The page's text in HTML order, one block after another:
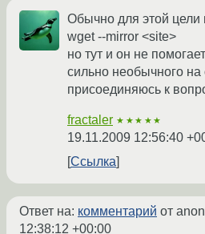
Обычно для этой цели
wget --mirror <site>
но тут и он не
сильно необычного на
присоединяюсь к
fractaler ★★★★★
19.11.2009 12:56:40
Ссылка
Ответ на: комментарий от
12:38:12 +00:00